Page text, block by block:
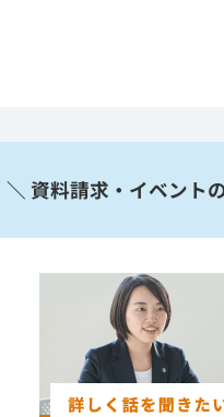
＼ 資料請求・イベント